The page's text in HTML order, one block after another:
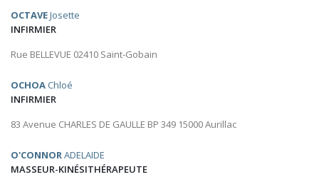
OCTAVEJosette
INFIRMIER
Rue BELLEVUE 02410 Saint-Gobain
OCHOA Chloé
INFIRMIER
83 Avenue CHARLES DE GAULLE BP 349 15000 Aurillac
O'CONNORADELAIDE
MASSEUR-KINÉSITHÉRAPEUTE